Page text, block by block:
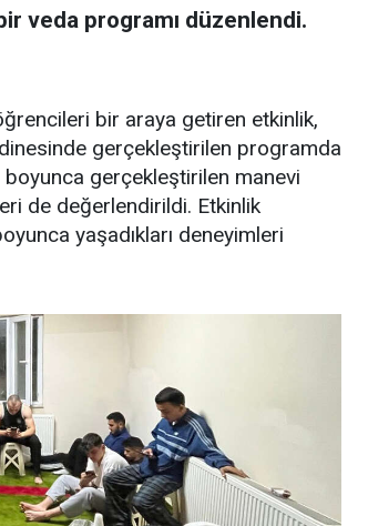
veda programı düzenlendi.
bir araya getiren etkinlik,
gerçekleştirilen programda
gerçekleştirilen manevi
de değerlendirildi. Etkinlik
yaşadıkları deneyimleri